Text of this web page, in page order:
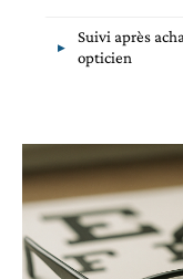
Suivi après
opticien